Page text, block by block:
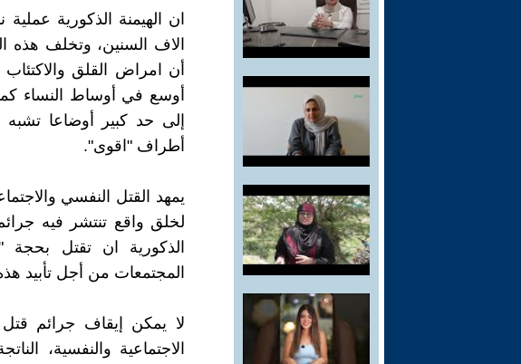
ان الهيمنة الذكورية
الاف السنين، وتخلف هذه
أن امراض القلق
أوسع في أوساط النساء
إلى حد كبير أوضاعا
أطراف "اقوى".
يمهد القتل النفسي
لخلق واقع تنتشر فيه
الذكورية ان تقتل
المجتمعات من أجل تأبيد
لا يمكن إيقاف جرائم
الاجتماعية والنفسية،